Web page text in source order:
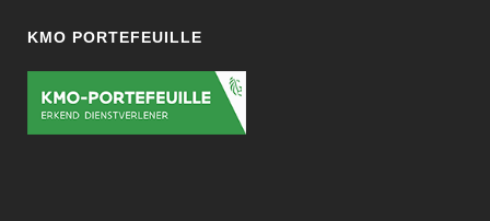
KMO PORTEFEUILLE